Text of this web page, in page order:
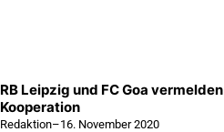
RB Leipzig und FC Goa vermelden
Kooperation
Redaktion–16. November 2020